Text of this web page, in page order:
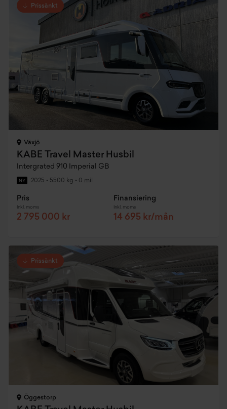
Prissänkt
Växjö
KABE Travel Master Husbil
Intergrated 910 Imperial GB
NY 2025 • 5500 kg • 0 mil
Pris
Inkl. moms
2 795 000 kr
Finansiering
Inkl. moms
14 695 kr/mån
Prissänkt
Öggestorp